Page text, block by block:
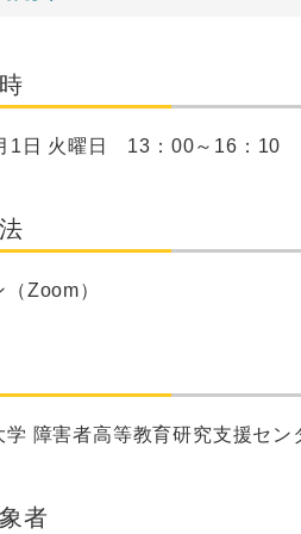
1日 火曜日 13：00～16：10
Zoom）
学 障害者高等教育研究支援セン
者